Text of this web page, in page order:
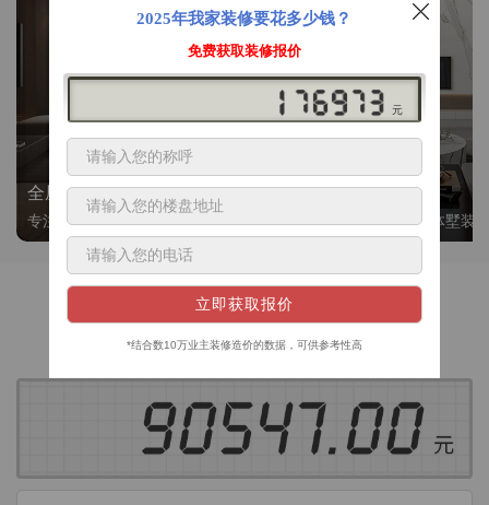
全屋整装
专注整装24年，高标准，选美迪 十年后仍爱我家
别墅大平层
高端私人定制，整体墅装
获取装修预算